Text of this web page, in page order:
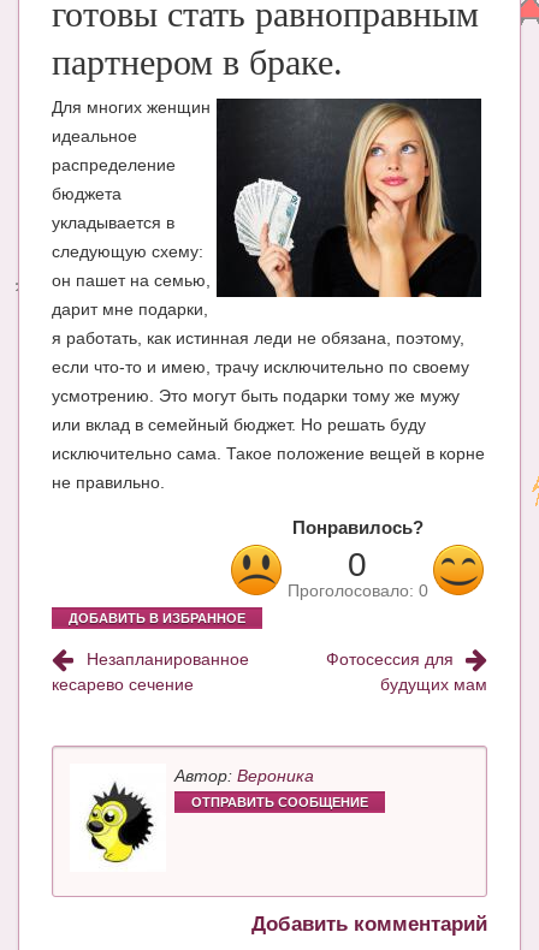
готовы стать равноправным
партнером в браке.
Для многих женщин
идеальное
распределение
бюджета
укладывается в
следующую схему:
он пашет на семью,
дарит мне подарки,
я работать, как истинная леди не обязана, поэтому,
если что-то и имею, трачу исключительно по своему
усмотрению. Это могут быть подарки тому же мужу
или вклад в семейный бюджет. Но решать буду
исключительно сама. Такое положение вещей в корне
не правильно.
Понравилось?
0
Проголосовало: 0
ДОБАВИТЬ В ИЗБРАННОЕ
Незапланированное
кесарево сечение
Фотосессия для
будущих мам
Автор: Вероника
ОТПРАВИТЬ СООБЩЕНИЕ
Добавить комментарий